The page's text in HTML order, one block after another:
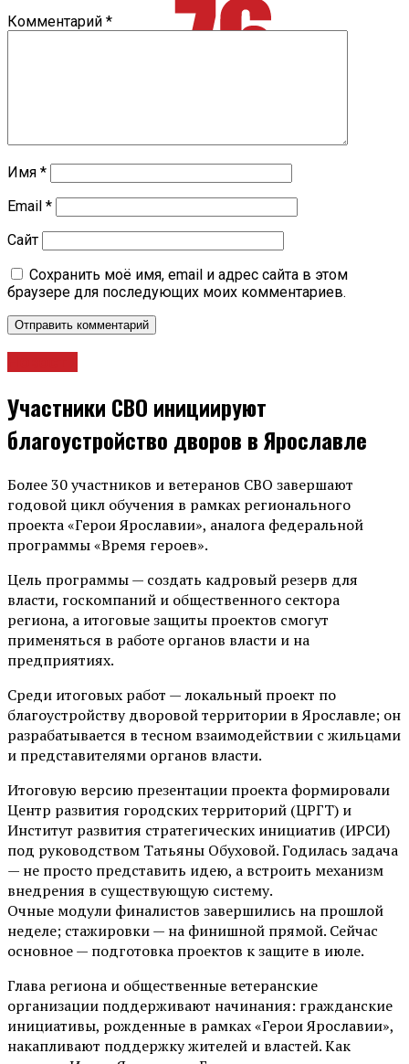
Комментарий *
Имя *
Email *
Сайт
Сохранить моё имя, email и адрес сайта в этом
браузере для последующих моих комментариев.
Участники СВО инициируют
благоустройство дворов в Ярославле
Более 30 участников и ветеранов СВО завершают
годовой цикл обучения в рамках регионального
проекта «Герои Ярославии», аналога федеральной
программы «Время героев».
Цель программы — создать кадровый резерв для
власти, госкомпаний и общественного сектора
региона, а итоговые защиты проектов смогут
применяться в работе органов власти и на
предприятиях.
Среди итоговых работ — локальный проект по
благоустройству дворовой территории в Ярославле; он
разрабатывается в тесном взаимодействии с жильцами
и представителями органов власти.
Итоговую версию презентации проекта формировали
Центр развития городских территорий (ЦРГТ) и
Институт развития стратегических инициатив (ИРСИ)
под руководством Татьяны Обуховой. Годилась задача
— не просто представить идею, а встроить механизм
внедрения в существующую систему.
Очные модули финалистов завершились на прошлой
неделе; стажировки — на финишной прямой. Сейчас
основное — подготовка проектов к защите в июле.
Глава региона и общественные ветеранские
организации поддерживают начинания: гражданские
инициативы, рожденные в рамках «Герои Ярославии»,
накапливают поддержку жителей и властей. Как